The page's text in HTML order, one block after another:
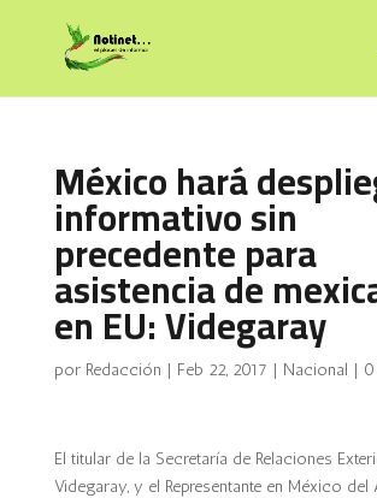
México hará
informativo sin
precedente para
asistencia de
en EU: Videgaray
por Redacción | Feb 22, 2017 | Nacional |
El titular de la Secretaría de Relaciones
Videgaray, y el Representante en México del